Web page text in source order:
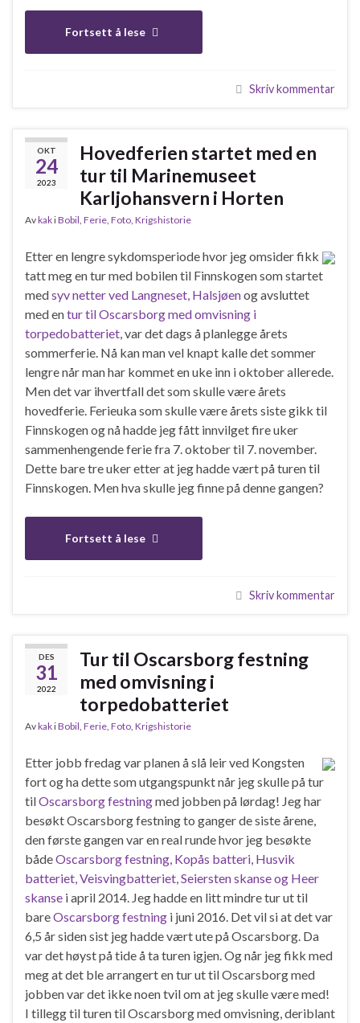
Fortsett å lese
Skriv kommentar
OKT
24
2023
Hovedferien startet med en
tur til Marinemuseet
Karljohansvern i Horten
AvkakiBobil Ferie Foto Krigshistorie
Etter en lengre sykdomsperiode hvor jeg omsider fikk
tatt meg en tur med bobilen til Finnskogen som startet
medsyv netter ved Langneset, Halsjøenog avsluttet
med entur til Oscarsborg med omvisning i
torpedobatteriet , var det dags å planlegge årets
sommerferie. Nå kan man vel knapt kalle det sommer
lengre når man har kommet en uke inn i oktober allerede.
Men det var ihvertfall det som skulle være årets
hovedferie. Ferieuka som skulle være årets siste gikk til
Finnskogen og nå hadde jeg fått innvilget fire uker
sammenhengende ferie fra 7. oktober til 7. november.
Dette bare tre uker etter at jeg hadde vært på turen til
Finnskogen. Men hva skulle jeg finne på denne gangen?
Fortsett å lese
Skriv kommentar
DES
31
2022
Tur til Oscarsborg festning
med omvisning i
torpedobatteriet
AvkakiBobil Ferie Foto Krigshistorie
Etter jobb fredag var planen å slå leir ved Kongsten
fort og ha dette som utgangspunkt når jeg skulle på tur
tilOscarsborg festningmed jobben på lørdag! Jeg har
besøkt Oscarsborg festning to ganger de siste årene,
den første gangen var en real runde hvor jeg besøkte
bådeOscarsborg festning, Kopås batteri, Husvik
batteriet, Veisvingbatteriet, Seiersten skanse og Heer
skanse i april 2014. Jeg hadde en litt mindre tur ut til
bareOscarsborg festning i juni 2016. Det vil si at det var
6,5 år siden sist jeg hadde vært ute på Oscarsborg. Da
var det høyst på tide å ta turen igjen. Og når jeg fikk med
meg at det ble arrangert en tur ut til Oscarsborg med
jobben var det ikke noen tvil om at jeg skulle være med!
I tillegg til turen til Oscarsborg med omvisning, deriblant